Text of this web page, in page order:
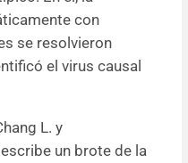
con
se resolvieron
el virus causal
L. y
un brote de la